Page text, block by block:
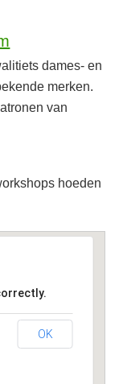
dames- en
merken.
van
hoeden
OK